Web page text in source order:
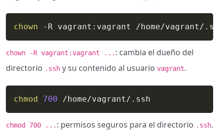
chown -R vagrant:vagrant /home/vagrant/
chown -R vagrant:vagrant ... : cambia el dueño del
directorio .ssh y su contenido al usuario vagrant.
chmod 700 /home/vagrant/.ssh
chmod 700 ... : permisos seguros para el directorio .ssh.